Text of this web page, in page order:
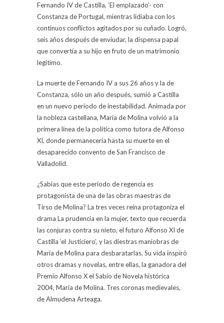
Fernando IV de Castilla, ‘El emplazado’- con
Constanza de Portugal, mientras lidiaba con los
continuos conflictos agitados por su cuñado. Logró,
seis años después de enviudar, la dispensa papal
que convertía a su hijo en fruto de un matrimonio
legítimo.
La muerte de Fernando IV a sus 26 años y la de
Constanza, sólo un año después, sumió a Castilla
en un nuevo periodo de inestabilidad. Animada por
la nobleza castellana, María de Molina volvió a la
primera línea de la política como tutora de Alfonso
XI, donde permanecería hasta su muerte en el
desaparecido convento de San Francisco de
Valladolid.
¿Sabías que este periodo de regencia es
protagonista de una de las obras maestras de
Tirso de Molina? La tres veces reina protagoniza el
drama La prudencia en la mujer, texto que recuerda
las conjuras contra su nieto, el futuro Alfonso XI de
Castilla ‘el Justiciero’, y las diestras maniobras de
María de Molina para desbaratarlas. Su vida inspiró
otros dramas y novelas, entre ellas, la ganadora del
Premio Alfonso X el Sabio de Novela histórica
2004, María de Molina. Tres coronas medievales,
de Almudena Arteaga.